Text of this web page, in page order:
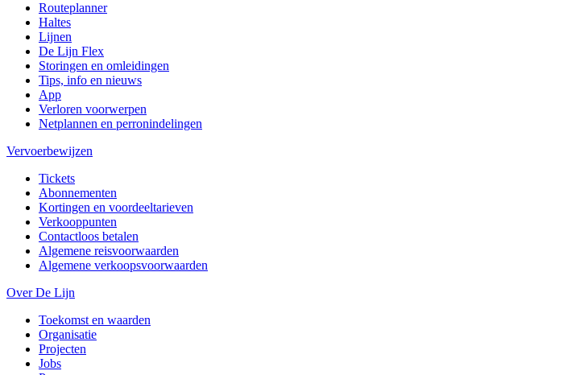
Routeplanner
Haltes
Lijnen
De Lijn Flex
Storingen en omleidingen
Tips, info en nieuws
App
Verloren voorwerpen
Netplannen en perronindelingen
Vervoerbewijzen
Tickets
Abonnementen
Kortingen en voordeeltarieven
Verkooppunten
Contactloos betalen
Algemene reisvoorwaarden
Algemene verkoopsvoorwaarden
Over De Lijn
Toekomst en waarden
Organisatie
Projecten
Jobs